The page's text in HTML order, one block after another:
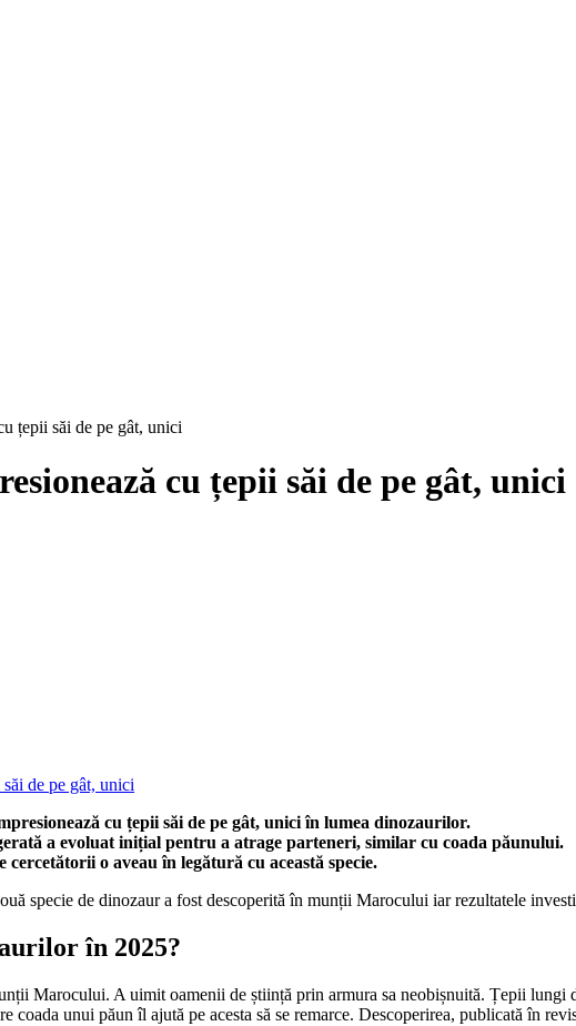
țepii săi de pe gât, unici
cu țepii săi de pe gât, unici
cu țepii săi de pe gât, unici în lumea dinozaurilor.
a evoluat inițial pentru a atrage parteneri, similar cu coada păunului.
o aveau în legătură cu această specie.
specie de dinozaur a fost descoperită în munții Marocului iar rezultatele
în 2025?
Marocului. A uimit oamenii de știință prin armura sa neobișnuită. Țepii lungi
coada unui păun îl ajută pe acesta să se remarce. Descoperirea, publicată în